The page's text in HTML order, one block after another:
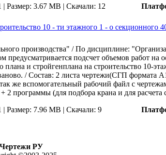
| Размер: 3.67 MB | Скачали: 12
10 - ти этажного 1 - о секционного
производства" / По дисциплине:
предусматривается подсчет объемов работ на
плана и стройгенплана на строительство 10-
/ Состав: 2 листа чертежи(СГП формата
же вспомогательный рабочий файл с
программы (для подбора крана и для расчета
| Размер: 7.96 MB | Скачали: 9
Чертежи РУ